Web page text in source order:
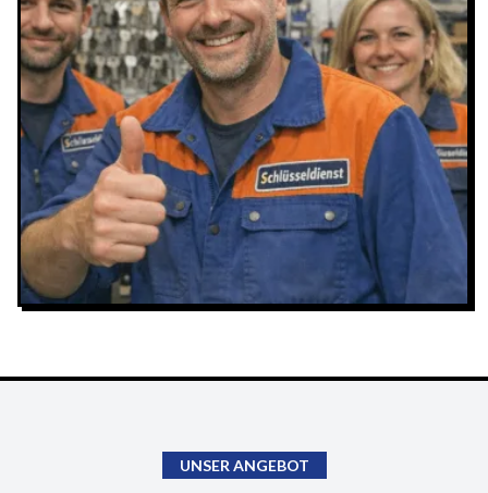
UNSER ANGEBOT